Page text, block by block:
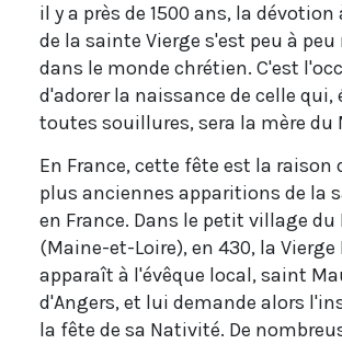
il y a près de 1500 ans, la
de la sainte Vierge s'est peu à peu
dans le monde chrétien. C'est
d'adorer la naissance de celle qui,
toutes souillures, sera la mère du
En France, cette fête est la raison
plus anciennes apparitions de la
en France. Dans le petit village
(Maine-et-Loire), en 430, la Vierge
apparaît à l'évêque local, saint
d'Angers, et lui demande alors
la fête de sa Nativité. De